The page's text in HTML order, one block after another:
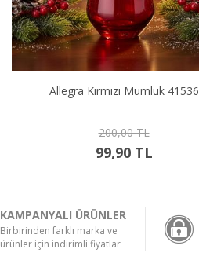
Allegra Kırmızı Mumluk 41536
200,00 TL
99,90 TL
KAMPANYALI ÜRÜNLER
Birbirinden farklı marka ve
ürünler için indirimli fiyatlar